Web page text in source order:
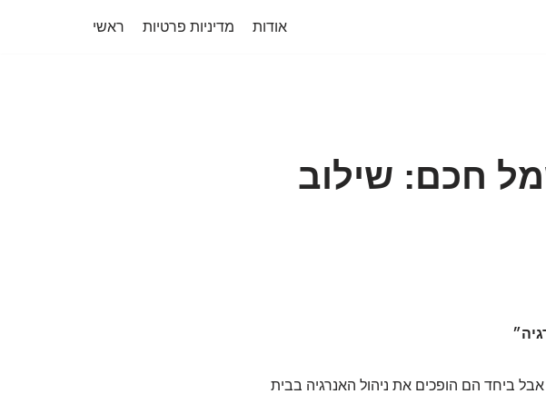
אודות מדיניות פרטיות ראשי
חכם: שילוב
ביחד הם הופכים את ניהול האנרגיה בבית